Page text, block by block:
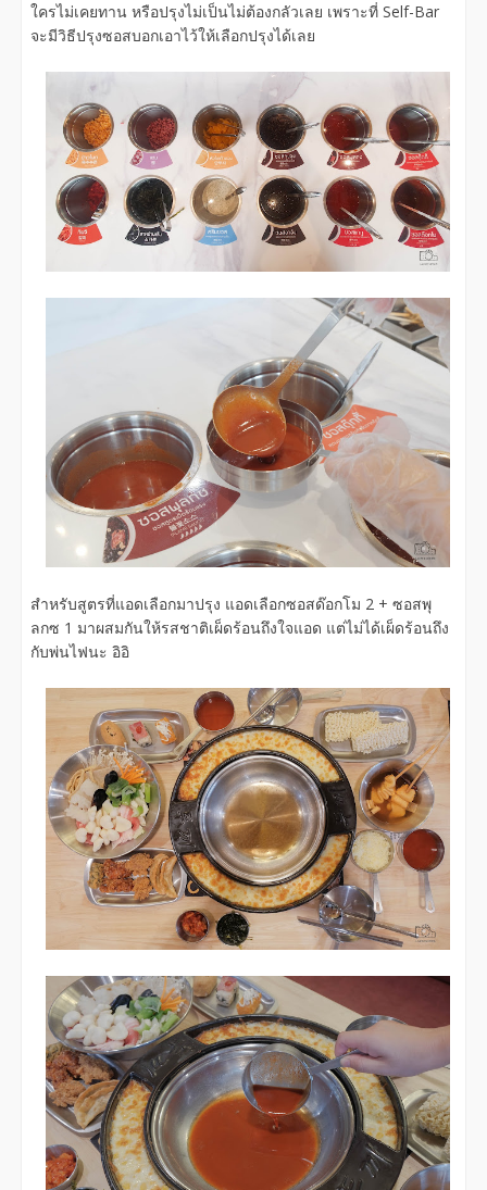
ใครไม่เคยทาน หรือปรุงไม่เป็นไม่ต้องกลัวเลย เพราะที่ Self-Bar
จะมีวิธีปรุงซอสบอกเอาไว้ให้เลือกปรุงได้เลย
สำหรับสูตรที่แอดเลือกมาปรุง แอดเลือกซอสด๊อกโม 2 + ซอสพุ
ลกซ 1 มาผสมกันให้รสชาติเผ็ดร้อนถึงใจแอด แต่ไม่ได้เผ็ดร้อนถึง
กับพ่นไฟนะ อิอิ